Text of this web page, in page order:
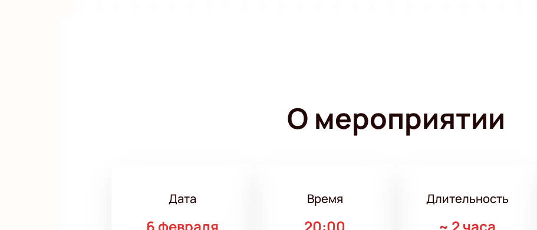
О мероприятии
Дата
6 февраля
Время
20:00
Длительность
~ 2 часа